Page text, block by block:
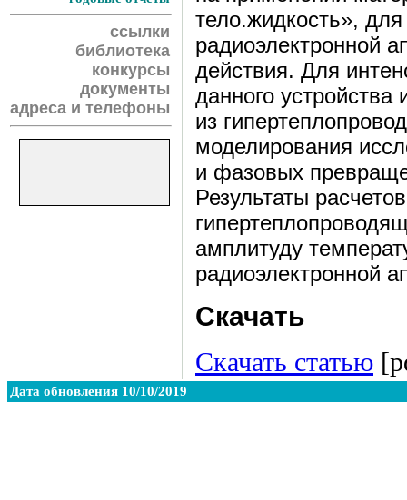
ссылки
библиотека
конкурсы
документы
адреса и телефоны
тело.жидкость»,
радиоэлектронной
действия. Для
данного
из
моделирования
и фазовых
Результаты
амплитуду
радиоэлектронной
Скачать
Скачать статью
Дата обновления 10/10/2019